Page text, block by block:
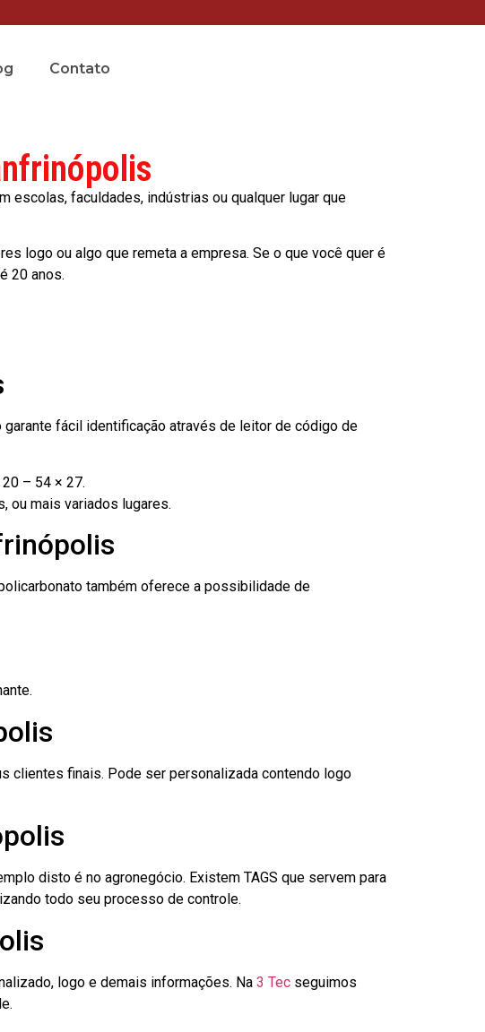
Contato
escolas, faculdades, indústrias ou qualquer lugar que
logo ou algo que remeta a empresa. Se o que você quer é
20 anos.
fácil identificação através de leitor de código de
– 54 × 27.
ou mais variados lugares.
também oferece a possibilidade de
clientes finais. Pode ser personalizada contendo logo
disto é no agronegócio. Existem TAGS que servem para
todo seu processo de controle.
logo e demais informações. Na 3 Tec seguimos